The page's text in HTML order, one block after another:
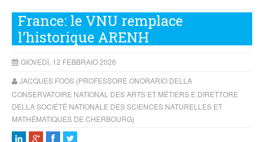
France: le VNU remplace
l’historique ARENH
GIOVEDÌ, 12 FEBBRAIO 2026
JACQUES FOOS (PROFESSORE ONORARIO DELLA
CONSERVATOIRE NATIONAL DES ARTS ET MÉTIERS E DIRETTORE
DELLA SOCIÉTÉ NATIONALE DES SCIENCES NATURELLES ET
MATHÉMATIQUES DE CHERBOURG)